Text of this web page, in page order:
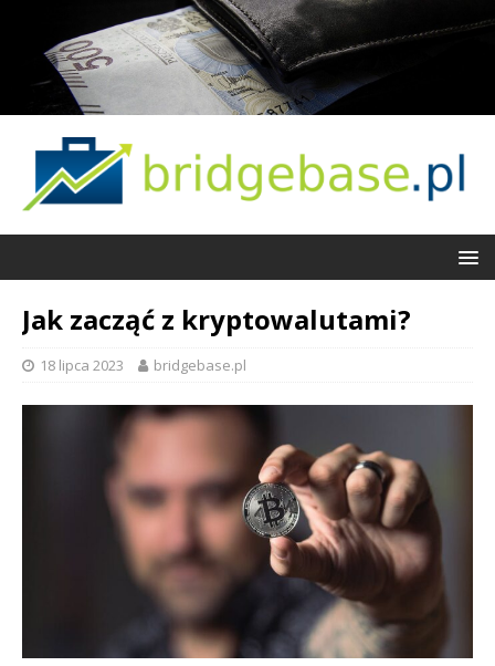
Jak zacząć z kryptowalutami?
18 lipca 2023 bridgebase.pl